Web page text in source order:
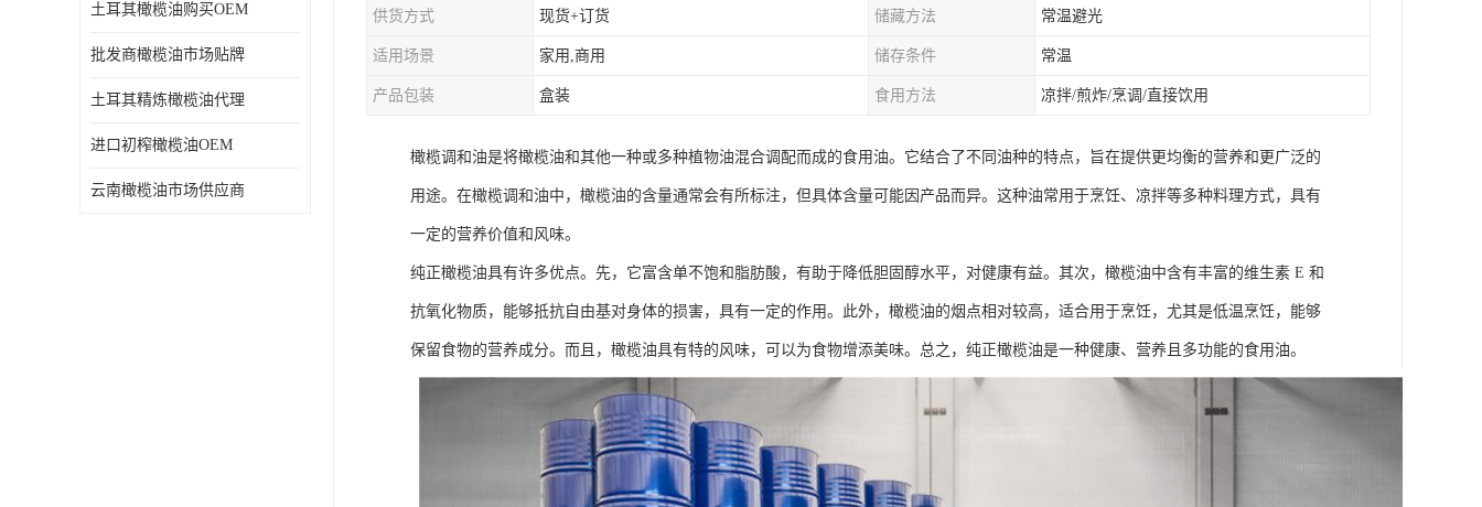
土耳其橄榄油购买OEM
批发商橄榄油市场贴牌
土耳其精炼橄榄油代理
进口初榨橄榄油OEM
云南橄榄油市场供应商
供货方式 现货+订货 储藏方法 常温避光
适用场景 家用,商用 储存条件 常温
产品包装 盒装 食用方法 凉拌/煎炸/烹调/直接饮用
橄榄调和油是将橄榄油和其他一种或多种植物油混合调配而成的食用油。它结合了不同油种的特点，旨在提供更均衡的营养和更广泛的
用途。在橄榄调和油中，橄榄油的含量通常会有所标注，但具体含量可能因产品而异。这种油常用于烹饪、凉拌等多种料理方式，具有
一定的营养价值和风味。
纯正橄榄油具有许多优点。先，它富含单不饱和脂肪酸，有助于降低胆固醇水平，对健康有益。其次，橄榄油中含有丰富的维生素 E 和
抗氧化物质，能够抵抗自由基对身体的损害，具有一定的作用。此外，橄榄油的烟点相对较高，适合用于烹饪，尤其是低温烹饪，能够
保留食物的营养成分。而且，橄榄油具有特的风味，可以为食物增添美味。总之，纯正橄榄油是一种健康、营养且多功能的食用油。